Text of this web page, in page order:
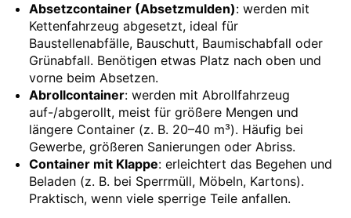
Absetzcontainer (Absetzmulden): werden mit
Kettenfahrzeug abgesetzt, ideal für
Baustellenabfälle, Bauschutt, Baumischabfall oder
Grünabfall. Benötigen etwas Platz nach oben und
vorne beim Absetzen.
Abrollcontainer: werden mit Abrollfahrzeug
auf-/abgerollt, meist für größere Mengen und
längere Container (z. B. 20–40 m³). Häufig bei
Gewerbe, größeren Sanierungen oder Abriss.
Container mit Klappe: erleichtert das Begehen und
Beladen (z. B. bei Sperrmüll, Möbeln, Kartons).
Praktisch, wenn viele sperrige Teile anfallen.